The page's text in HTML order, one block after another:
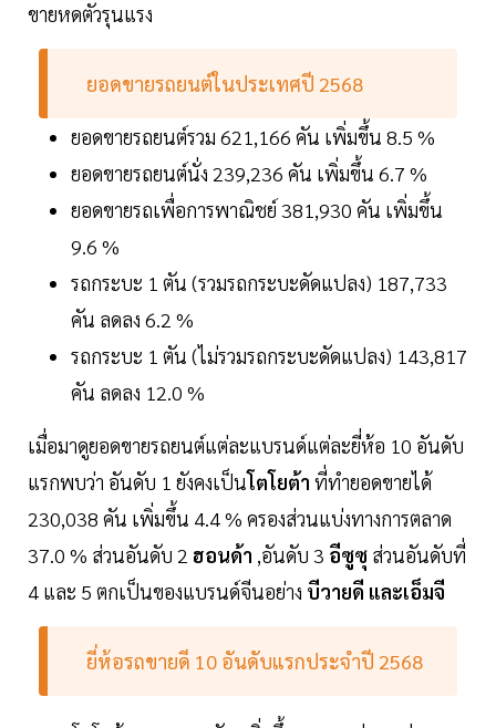
ขายหดตัวรุนแรง
ยอดขายรถยนต์ในประเทศปี 2568
ยอดขายรถยนต์รวม 621,166 คัน เพิ่มขึ้น 8.5 %
ยอดขายรถยนต์นั่ง 239,236 คัน เพิ่มขึ้น 6.7 %
ยอดขายรถเพื่อการพาณิชย์ 381,930 คัน เพิ่มขึ้น
9.6 %
รถกระบะ 1 ตัน (รวมรถกระบะดัดแปลง) 187,733
คัน ลดลง 6.2 %
รถกระบะ 1 ตัน (ไม่รวมรถกระบะดัดแปลง) 143,817
คัน ลดลง 12.0 %
เมื่อมาดูยอดขายรถยนต์แต่ละแบรนด์แต่ละยี่ห้อ 10 อันดับ
แรกพบว่า อันดับ 1 ยังคงเป็นโตโยต้า ที่ทำยอดขายได้
230,038 คัน เพิ่มขึ้น 4.4 % ครองส่วนแบ่งทางการตลาด
37.0 % ส่วนอันดับ 2 ฮอนด้า ,อันดับ 3 อีซูซุ ส่วนอันดับที่
4 และ 5 ตกเป็นของแบรนด์จีนอย่าง บีวายดี และเอ็มจี
ยี่ห้อรถขายดี 10 อันดับแรกประจำปี 2568